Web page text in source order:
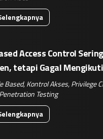
Access Control
tetapi Gagal
Based,Kontrol Akses,Privilege
Penetration Testing